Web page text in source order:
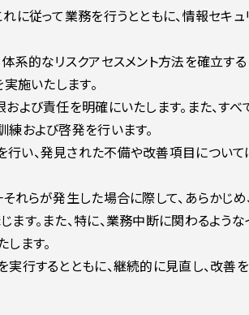
に従って業務を行うとともに、情報セキュ
系的なリスクアセスメント方法を確立する
施いたします。
よび責任を明確にいたします。また、すべ
および啓発を行います。
い、発見された不備や改善項目について
れらが発生した場合に際して、あらかじ
す。また、特に、業務中断に関わるような
ます。
行するとともに、継続的に見直し、改善を